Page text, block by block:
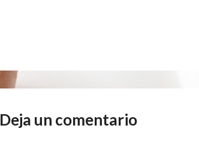
Deja un comentario